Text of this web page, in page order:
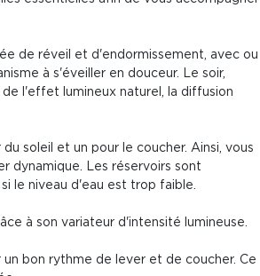
de réveil et d'endormissement, avec ou
à s'éveiller en douceur. Le soir,
l'effet lumineux naturel, la diffusion
soleil et un pour le coucher. Ainsi, vous
dynamique. Les réservoirs sont
le niveau d'eau est trop faible.
à son variateur d'intensité lumineuse.
bon rythme de lever et de coucher. Ce